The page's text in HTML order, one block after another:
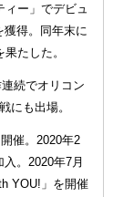
ー」でデビュ
獲得。同年末に
たした。
続でオリコン
にも出場。
催。2020年2
。2020年7月
YOU!」を開催